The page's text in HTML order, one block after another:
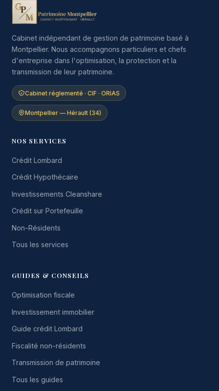
Cabinet indépendant de gestion de patrimoine basé à
Montpellier. Nous accompagnons particuliers et chefs
d'entreprise dans l'optimisation, la protection et la
transmission de leur patrimoine.
Cabinet réglementé · CIF · ORIAS
Montpellier — Hérault (34)
NOS SERVICES
Crédit Lombard
Crédit Hypothécaire
Investissements Cleanshare
Crédit sur Portefeuille
Non-Résidents
Tous les services
GUIDES & CONSEILS
Optimisation fiscale
Investissement immobilier
Guide crédit Lombard
Fiscalité non-résidents
Transmission de patrimoine
Tous les guides